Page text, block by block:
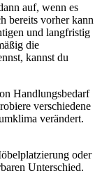
auf, wenn es
bereits vorher kann
und langfristig
die
kannst du
Handlungsbedarf
verschiedene
verändert.
oder
Unterschied.